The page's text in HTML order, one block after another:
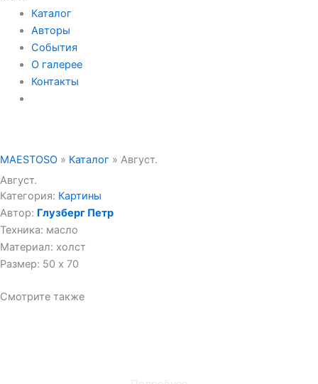
Каталог
Авторы
События
О галерее
Контакты
MAESTOSO » Каталог » Август.
Август.
Категория: Картины
Автор: Глузберг Петр
Техника: масло
Материал: холст
Размер: 50 x 70
Смотрите также